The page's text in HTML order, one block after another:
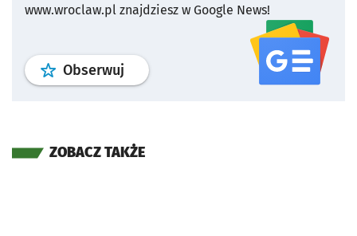
www.wroclaw.pl znajdziesz w Google News!
Obserwuj profil serwisu
ZOBACZ TAKŻE